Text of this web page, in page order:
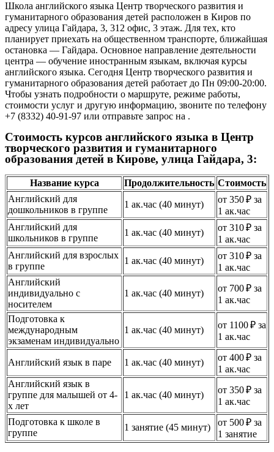
Школа английского языка Центр творческого развития и
гуманитарного образования детей расположен в Киров по
адресу улица Гайдара, 3, 312 офис, 3 этаж. Для тех, кто
планирует приехать на общественном транспорте, ближайшая
остановка — Гайдара. Основное направление деятельности
центра — обучение иностранным языкам, включая курсы
английского языка. Сегодня Центр творческого развития и
гуманитарного образования детей работает до Пн 09:00-20:00.
Чтобы узнать подробности о маршруте, режиме работы,
стоимости услуг и другую информацию, звоните по телефону
+7 (8332) 40-91-97 или отправьте запрос на .
Стоимость курсов английского языка в Центр
творческого развития и гуманитарного
образования детей в Кирове, улица Гайдара, 3:
Название курса Продолжительность Стоимость
Английский для
дошкольников в группе
1 ак.час (40 минут)
от 350 ₽ за
1 ак.час
Английский для
школьников в группе
1 ак.час (40 минут)
от 310 ₽ за
1 ак.час
Английский для взрослых
в группе
1 ак.час (40 минут)
от 310 ₽ за
1 ак.час
Английский
индивидуально с
носителем
1 ак.час (40 минут)
от 700 ₽ за
1 ак.час
Подготовка к
международным
экзаменам индивидуально
1 ак.час (40 минут)
от 1100 ₽ за
1 ак.час
Английский язык в паре 1 ак.час (40 минут)
от 400 ₽ за
1 ак.час
Английский язык в
группе для малышей от 4-
х лет
1 ак.час (40 минут)
от 350 ₽ за
1 ак.час
Подготовка к школе в
группе
1 занятие (45 минут)
от 500 ₽ за
1 занятие